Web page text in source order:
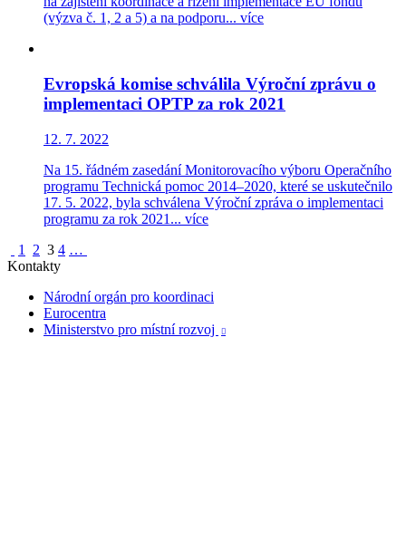
(výzva č. 1, 2 a 5) a na podporu... více
Evropská komise schválila Výroční zprávu o
implementaci OPTP za rok 2021
12. 7. 2022
Na 15. řádném zasedání Monitorovacího výboru Operačního
programu Technická pomoc 2014–2020, které se uskutečnilo
17. 5. 2022, byla schválena Výroční zpráva o implementaci
programu za rok 2021... více
1
2 3 4 …
Kontakty
Národní orgán pro koordinaci
Eurocentra
Ministerstvo pro místní rozvoj
